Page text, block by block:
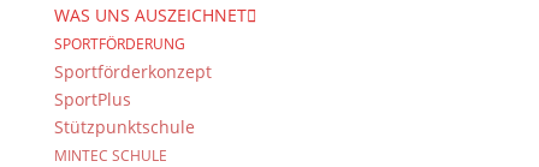
WAS UNS AUSZEICHNET
SPORTFÖRDERUNG
Sportförderkonzept
SportPlus
Stützpunktschule
MINTEC SCHULE